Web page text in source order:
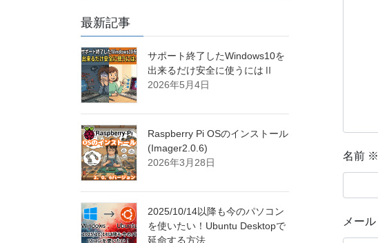
名前 ※
メール
最新記事
サポート終了したWindows10を
出来るだけ安全に使うにはⅡ
2026年5月4日
Raspberry Pi OSのインストール
(Imager2.0.6)
2026年3月28日
2025/10/14以降も今のパソコン
を使いたい！Ubuntu Desktopで
延命する方法